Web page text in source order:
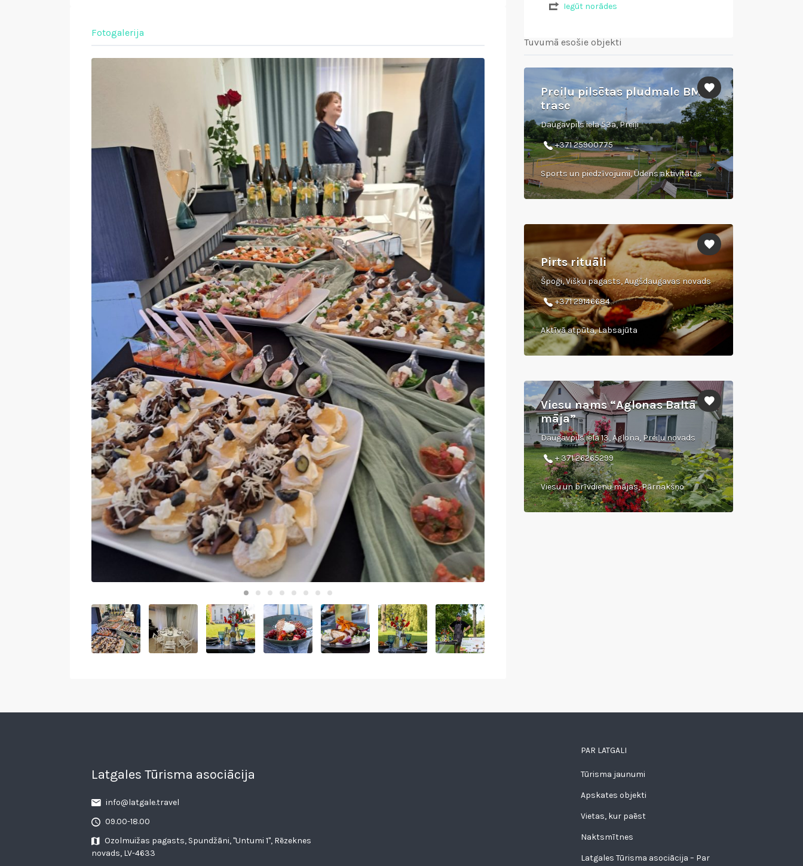
Fotogalerija
Iegūt norādes
Tuvumā esošie objekti
Preiļu pilsētas pludmale BMX
trase
Daugavpils iela 53a, Preiļi
+371 25900775
Sports un piedzīvojumi, Ūdens aktivitātes
Pirts rituāli
Špoģi, Višķu pagasts, Augšdaugavas novads
+371 29146684
Aktīvā atpūta, Labsajūta
Viesu nams “Aglonas Baltā
māja”
Daugavpils iela 13, Aglona, Preiļu novads
+ 371 26265299
Viesu un brīvdienu mājas, Pārnakšņo
Latgales Tūrisma asociācija
info@latgale.travel
09.00-18.00
Ozolmuižas pagasts, Spundžāni, "Untumi 1", Rēzeknes
novads, LV-4633
PAR LATGALI
Tūrisma jaunumi
Apskates objekti
Vietas, kur paēst
Naktsmītnes
Latgales Tūrisma asociācija – Par